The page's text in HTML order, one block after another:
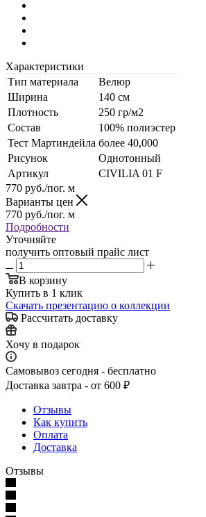
Характеристики
Тип материала
Велюр
Ширина
140 см
Плотность
250 гр/м2
Состав
100% полиэстер
Тест Мартиндейла более 40,000
Рисунок
Однотонный
Артикул
CIVILIA 01 F
770 руб./пог. м
Варианты цен
770 руб./пог. м
Подробности
Уточняйте
получить оптовый прайс лист
В корзину
Купить в 1 клик
Скачать презентацию о коллекции
Рассчитать доставку
Хочу в подарок
Самовывоз сегодня - бесплатно
Доставка завтра - от 600 ₽
Отзывы
Как купить
Оплата
Доставка
Отзывы